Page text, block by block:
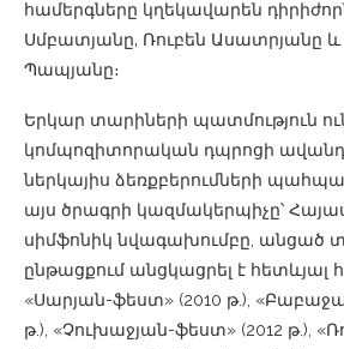
համերգները կղեկավարեն
Սմբատյանը‚ Ռուբեն Ասատրյանը
Պապյանը։
Երկար տարիների պատմություն
կոմպոզիտորական դպրոցի
ներկայիս ձեռքբերումների
այս ծրագրի կազմակերպիչը՝
սիմֆոնիկ նվագախումբը, անցած
ընթացքում անցկացրել է հետևյալ
«Սարյան-ֆեստ» (2010 թ.),
թ.), «Չուխաջյան-ֆեստ» (2012 թ.),